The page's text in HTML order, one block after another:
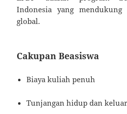
Indonesia yang
global.
Cakupan Beasiswa
Biaya kuliah penuh
Tunjangan hidup dan